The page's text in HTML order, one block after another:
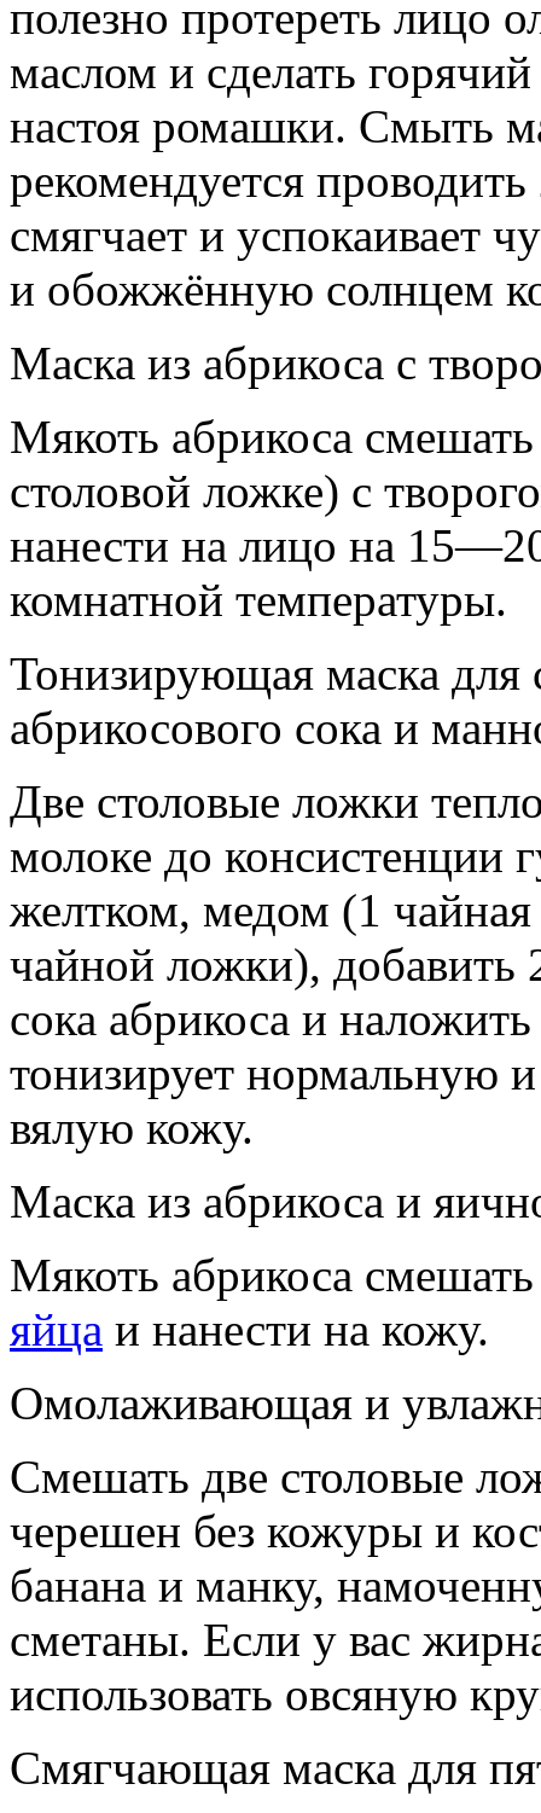
полезно протереть лицо
маслом и сделать
настоя ромашки. Смыть
рекомендуется
смягчает и успокаивает
и обожжённую солнцем
Маска из абрикоса с
Мякоть абрикоса
столовой ложке) с
нанести на лицо на
комнатной температуры.
Тонизирующая маска
абрикосового сока и
Две столовые ложки
молоке до консистенции
желтком, медом (1
чайной ложки),
сока абрикоса и
тонизирует нормальную
вялую кожу.
Маска из абрикоса и
Мякоть абрикоса
яйца и нанести на кожу.
Омолаживающая и
Смешать две столовые
черешен без кожуры и
банана и манку,
сметаны. Если у вас
использовать овсяную
Смягчающая маска для